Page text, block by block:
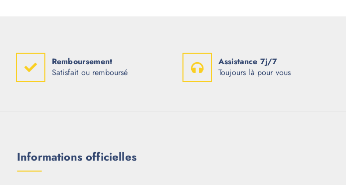
Remboursement
Satisfait ou remboursé
Assistance 7j/7
Toujours là pour vous
Informations officielles